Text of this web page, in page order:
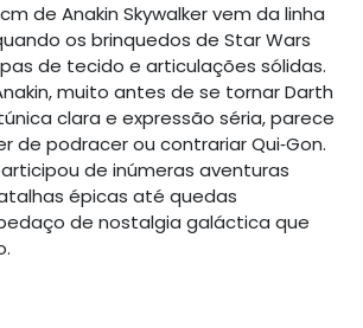
de Anakin Skywalker vem da linha
os brinquedos de Star Wars
de tecido e articulações sólidas.
muito antes de se tornar Darth
clara e expressão séria, parece
de podracer ou contrariar Qui‑Gon.
de inúmeras aventuras
épicas até quedas
de nostalgia galáctica que